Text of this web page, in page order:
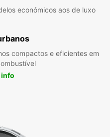
económicos aos de luxo
compactos e eficientes em